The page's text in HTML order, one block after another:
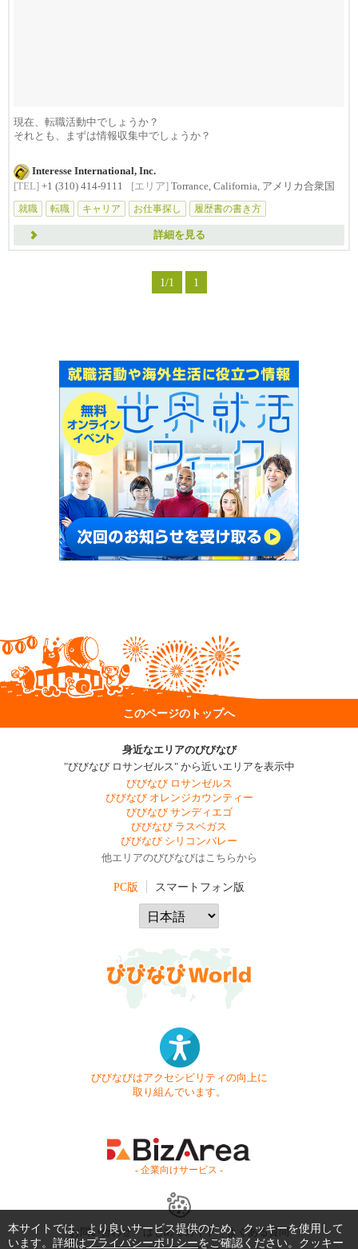
現在、転職活動中でしょうか？
それとも、まずは情報収集中でしょうか？
iiicareerでは、ロサン...
Interesse International, Inc.
[TEL] +1 (310) 414-9111 [エリア] Torrance, California, アメリカ合衆国
就職
転職 キャリア お仕事探し 履歴書の書き方
詳細を見る
1/1 1
このページのトップへ
身近なエリアのびびなび
"びびなび ロサンゼルス" から近いエリアを表示中
びびなび ロサンゼルス
びびなび オレンジカウンティー
びびなび サンディエゴ
びびなび ラスベガス
びびなび シリコンバレー
他エリアのびびなびはこちらから
PC版 スマートフォン版
びびなびはアクセシビリティの向上に
取り組んでいます。
- 企業向けサービス -
お問い合わせ はじめてガイド
よくある質問
本サイトでは、より良いサービス提供のため、クッキーを使用して
います。詳細はプライバシーポリシーをご確認ください。クッキー